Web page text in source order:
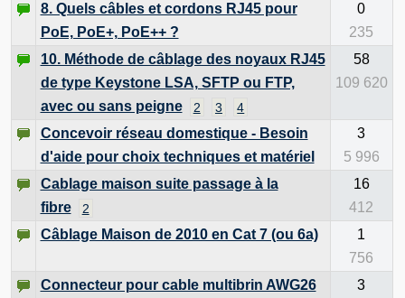
8. Quels câbles et cordons RJ45 pour
PoE, PoE+, PoE++ ?
0
235
10. Méthode de câblage des noyaux RJ45
de type Keystone LSA, SFTP ou FTP,
avec ou sans peigne
2 3 4
58
109 620
Concevoir réseau domestique - Besoin
d'aide pour choix techniques et matériel
3
5 996
Cablage maison suite passage à la
fibre
2
16
412
Câblage Maison de 2010 en Cat 7 (ou 6a)
1
756
Connecteur pour cable multibrin AWG26
3